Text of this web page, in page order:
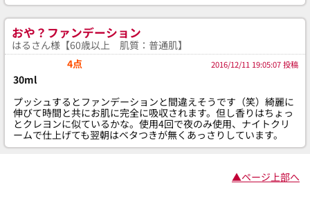
おや？ファンデーション
はるさん様【60歳以上 肌質：普通肌】
4点
2016/12/11 19:05:07 投稿
30ml
プッシュするとファンデーションと間違えそうです（笑）綺麗に
伸びて時間と共にお肌に完全に吸収されます。但し香りはちょっ
とクレヨンに似ているかな。使用4回で夜のみ使用、ナイトクリ
ームで仕上げても翌朝はベタつきが無くあっさりしています。
▲ページ上部へ